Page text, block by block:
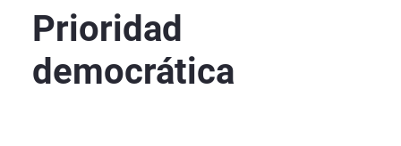
Prioridad
democrática